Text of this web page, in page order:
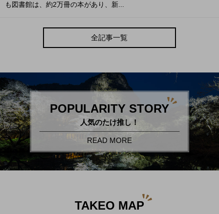
も図書館は、約2万冊の本があり、新...
全記事一覧
POPULARITY STORY
人気のたけ推し！
READ MORE
TAKEO MAP